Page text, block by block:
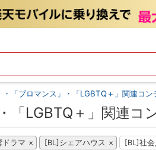
・「ブロマンス」・「LGBTQ＋」関連コ
「LGBTQ＋」関連コ
ドラマ [BL]シェアハウス [BL]社会